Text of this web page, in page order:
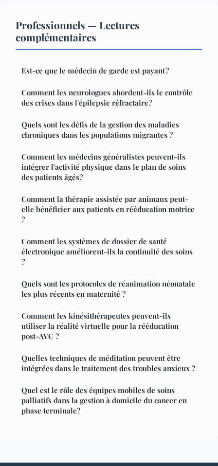
Professionnels — Lectures
complémentaires
Est-ce que le médecin de garde est payant ?
Comment les neurologues abordent-ils le contrôle
des crises dans l'épilepsie réfractaire?
Quels sont les défis de la gestion des maladies
chroniques dans les populations migrantes ?
Comment les médecins généralistes peuvent-ils
intégrer l'activité physique dans le plan de soins
des patients âgés?
Comment la thérapie assistée par animaux peut-
elle bénéficier aux patients en rééducation motrice
?
Comment les systèmes de dossier de santé
électronique améliorent-ils la continuité des soins
?
Quels sont les protocoles de réanimation néonatale
les plus récents en maternité ?
Comment les kinésithérapeutes peuvent-ils
utiliser la réalité virtuelle pour la rééducation
post-AVC ?
Quelles techniques de méditation peuvent être
intégrées dans le traitement des troubles anxieux ?
Quel est le rôle des équipes mobiles de soins
palliatifs dans la gestion à domicile du cancer en
phase terminale?